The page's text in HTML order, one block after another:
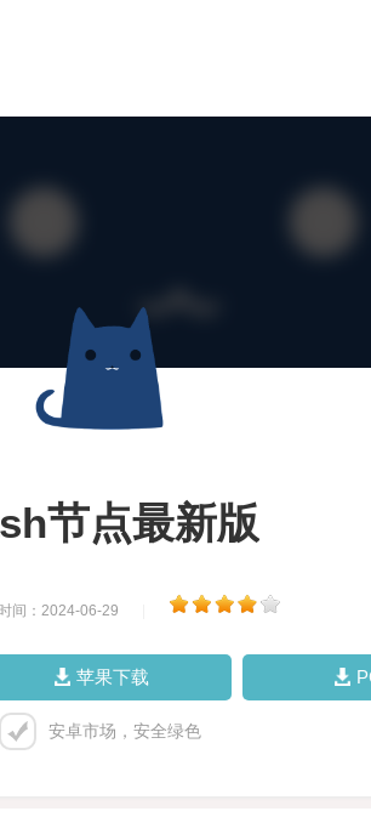
节点最新版
时间：2024-06-29
苹果下载
安卓市场，安全绿色